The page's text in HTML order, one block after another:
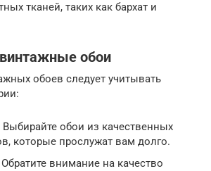
тканей, таких как бархат и
обои
обоев следует учитывать
обои из качественных
которые прослужат вам долго.
внимание на качество